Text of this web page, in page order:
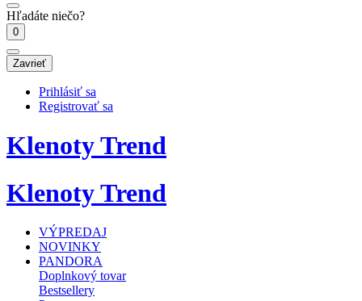
Hľadáte niečo?
0
Zavrieť
Prihlásiť sa
Registrovať sa
Klenoty Trend
Klenoty Trend
VÝPREDAJ
NOVINKY
PANDORA
Doplnkový tovar
Bestsellery